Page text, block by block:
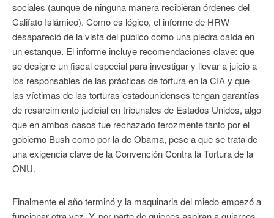
sociales (aunque de ninguna manera recibieran órdenes del
Califato Islámico). Como es lógico, el informe de HRW
desapareció de la vista del público como una piedra caída en
un estanque. El informe incluye recomendaciones clave: que
se designe un fiscal especial para investigar y llevar a juicio a
los responsables de las prácticas de tortura en la CIA y que
las víctimas de las torturas estadounidenses tengan garantías
de resarcimiento judicial en tribunales de Estados Unidos, algo
que en ambos casos fue rechazado ferozmente tanto por el
gobierno Bush como por la de Obama, pese a que se trata de
una exigencia clave de la Convención Contra la Tortura de la
ONU.
Finalmente el año terminó y la maquinaria del miedo empezó a